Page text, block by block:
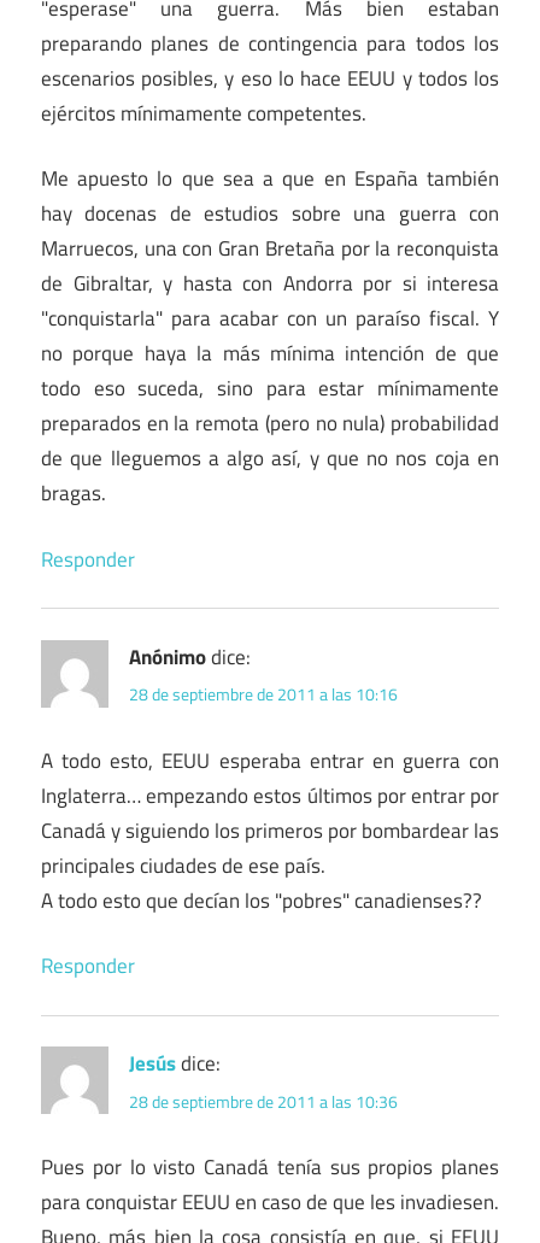
"esperase" una guerra. Más bien estaban
preparando planes de contingencia para todos los
escenarios posibles, y eso lo hace EEUU y todos los
ejércitos mínimamente competentes.
Me apuesto lo que sea a que en España también
hay docenas de estudios sobre una guerra con
Marruecos, una con Gran Bretaña por la reconquista
de Gibraltar, y hasta con Andorra por si interesa
"conquistarla" para acabar con un paraíso fiscal. Y
no porque haya la más mínima intención de que
todo eso suceda, sino para estar mínimamente
preparados en la remota (pero no nula) probabilidad
de que lleguemos a algo así, y que no nos coja en
bragas.
Responder
Anónimodice:
28 de septiembre de 2011 a las 10:16
A todo esto, EEUU esperaba entrar en guerra con
Inglaterra… empezando estos últimos por entrar por
Canadá y siguiendo los primeros por bombardear las
principales ciudades de ese país.
A todo esto que decían los "pobres" canadienses??
Responder
Jesúsdice:
28 de septiembre de 2011 a las 10:36
Pues por lo visto Canadá tenía sus propios planes
para conquistar EEUU en caso de que les invadiesen.